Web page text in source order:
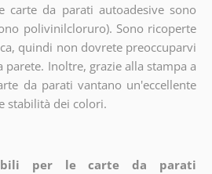
carte da parati autoadesive sono
polivinilcloruro). Sono ricoperte
quindi non dovrete preoccuparvi
parete. Inoltre, grazie alla stampa a
da parati vantano un'eccellente
stabilità dei colori.
per le carte da parati